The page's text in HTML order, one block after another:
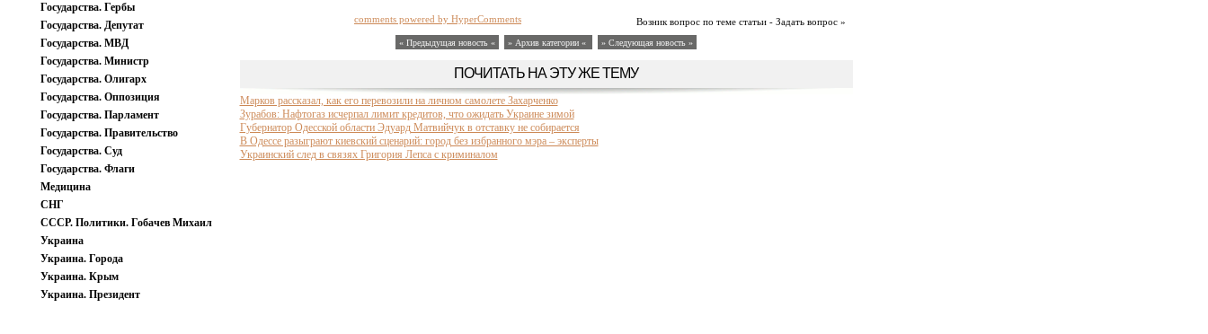
Государства. Гербы
Государства. Депутат
Государства. МВД
Государства. Министр
Государства. Олигарх
Государства. Оппозиция
Государства. Парламент
Государства. Правительство
Государства. Суд
Государства. Флаги
Медицина
СНГ
СССР. Политики. Гобачев Михаил
Украина
Украина. Города
Украина. Крым
Украина. Президент
Возник вопрос по теме статьи - Задать вопрос »
comments powered by HyperComments
« Предыдущая новость « » Архив категории « » Следующая новость »
ПОЧИТАТЬ НА ЭТУ ЖЕ ТЕМУ
Марков рассказал, как его перевозили на личном самолете Захарченко
Зурабов: Нафтогаз исчерпал лимит кредитов, что ожидать Украине зимой
Губернатор Одесской области Эдуард Матвийчук в отставку не собирается
В Одессе разыграют киевский сценарий: город без избранного мэра – эксперты
Украинский след в связях Григория Лепса с криминалом